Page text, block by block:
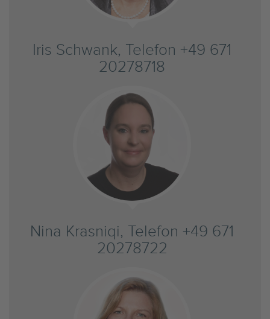
Iris Schwank, Telefon +49 671
20278718
Nina Krasniqi, Telefon +49 671
20278722